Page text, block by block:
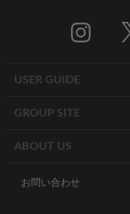
USER GUIDE
GROUP SITE
ABOUT US
お問い合わせ